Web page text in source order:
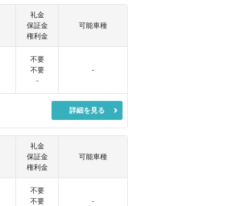
礼金
保証金
権利金
可能車種
不要
不要
-
-
詳細を見る
礼金
保証金
権利金
可能車種
不要
不要
-